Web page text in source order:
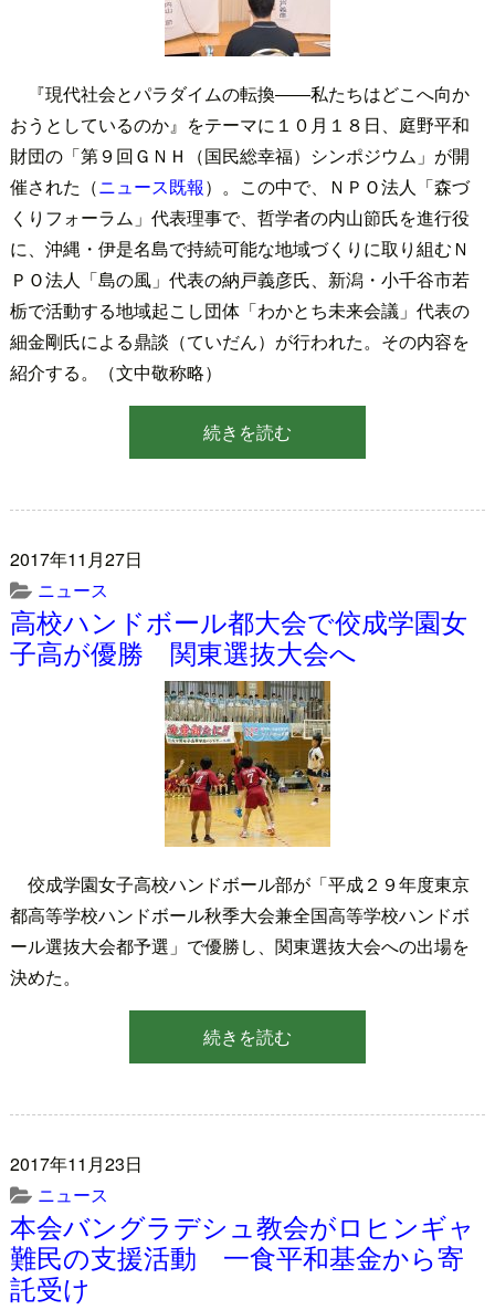
『現代社会とパラダイムの転換――私たちはどこへ向か
おうとしているのか』をテーマに１０月１８日、庭野平和
財団の「第９回ＧＮＨ（国民総幸福）シンポジウム」が開
催された（ニュース既報）。この中で、ＮＰＯ法人「森づ
くりフォーラム」代表理事で、哲学者の内山節氏を進行役
に、沖縄・伊是名島で持続可能な地域づくりに取り組むＮ
ＰＯ法人「島の風」代表の納戸義彦氏、新潟・小千谷市若
栃で活動する地域起こし団体「わかとち未来会議」代表の
細金剛氏による鼎談（ていだん）が行われた。その内容を
紹介する。（文中敬称略）
続きを読む
2017年11月27日
ニュース
高校ハンドボール都大会で佼成学園女
子高が優勝 関東選抜大会へ
佼成学園女子高校ハンドボール部が「平成２９年度東京
都高等学校ハンドボール秋季大会兼全国高等学校ハンドボ
ール選抜大会都予選」で優勝し、関東選抜大会への出場を
決めた。
続きを読む
2017年11月23日
ニュース
本会バングラデシュ教会がロヒンギャ
難民の支援活動 一食平和基金から寄
託受け